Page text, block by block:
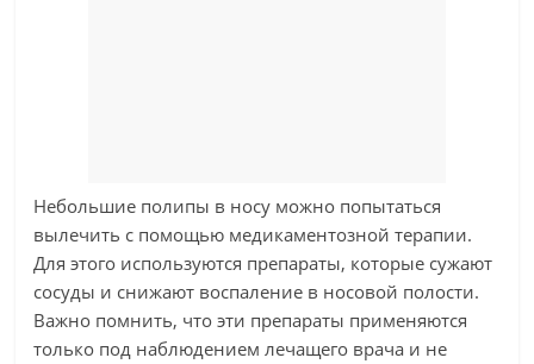
Небольшие полипы в носу можно попытаться
вылечить с помощью медикаментозной терапии.
Для этого используются препараты, которые сужают
сосуды и снижают воспаление в носовой полости.
Важно помнить, что эти препараты применяются
только под наблюдением лечащего врача и не